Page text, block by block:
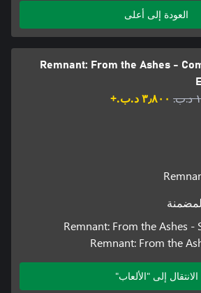
Invading other worlds to seek an end
and survival is far from
other players to increase your chances
and
العودة إلى أعلى
Remnant: From the Ashes -
٣٫٨٠٠ د.ب.‏+
Remnant: From the Ashes -
Remnant: From the
الانتقال إلى "الألعاب"